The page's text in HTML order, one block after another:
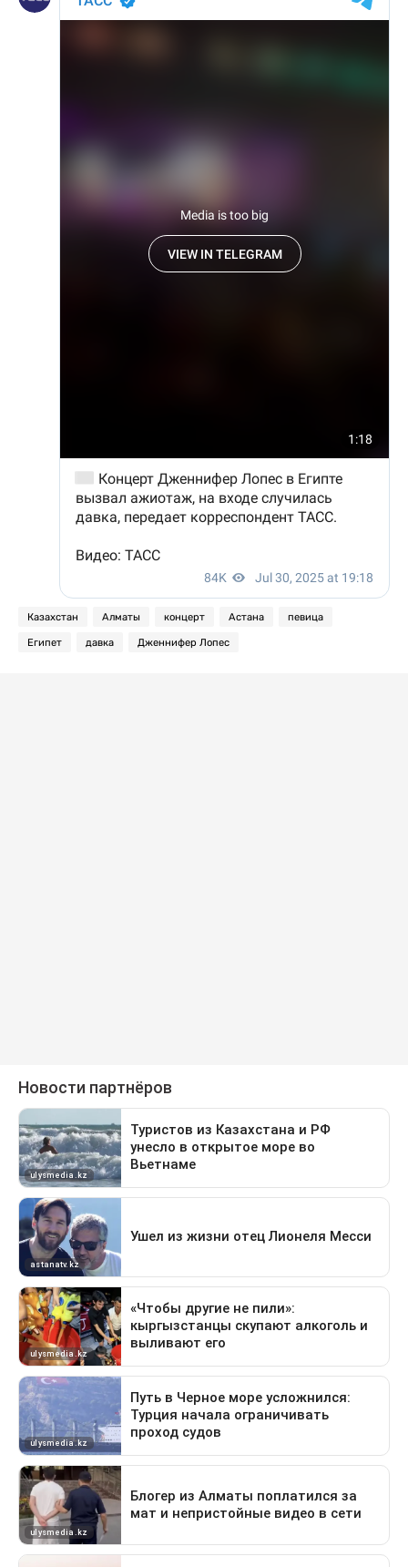
Казахстан Алматы концерт Астана певица
Египет давка Дженнифер Лопес